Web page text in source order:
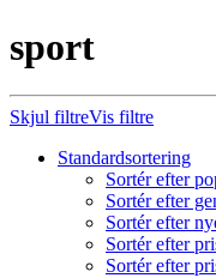
sport
Skjul filtreVis filtre
Standardsortering
Sortér efter
Sortér efter
Sortér efter
Sortér efter
Sortér efter